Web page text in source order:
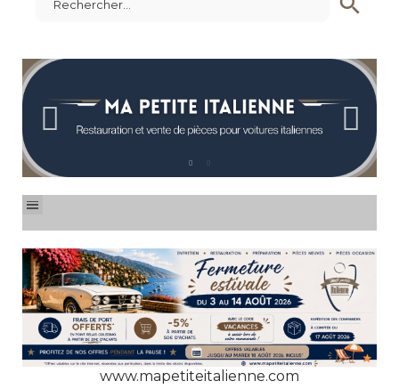
www.mapetiteitalienne.com